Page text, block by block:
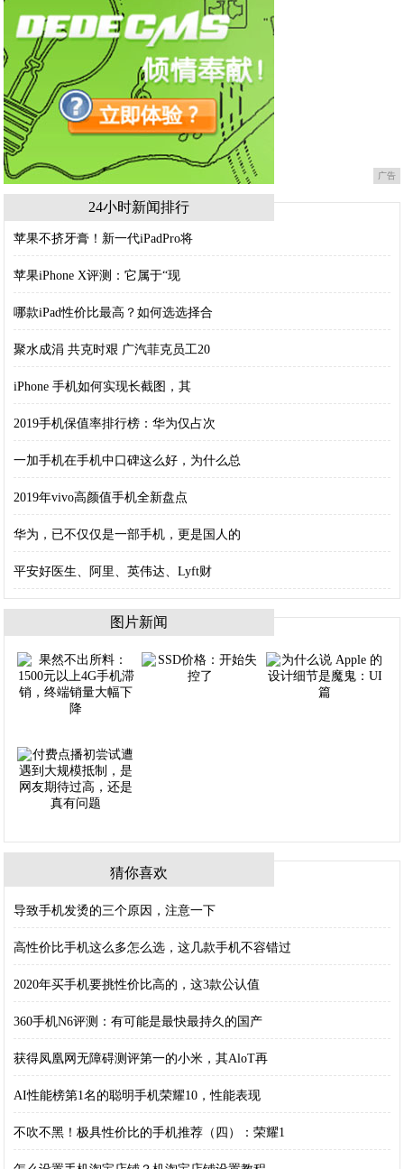
广告
24小时新闻排行
苹果不挤牙膏！新一代iPadPro将
苹果iPhone X评测：它属于“现
哪款iPad性价比最高？如何选选择合
聚水成涓 共克时艰 广汽菲克员工20
iPhone 手机如何实现长截图，其
2019手机保值率排行榜：华为仅占次
一加手机在手机中口碑这么好，为什么总
2019年vivo高颜值手机全新盘点
华为，已不仅仅是一部手机，更是国人的
平安好医生、阿里、英伟达、Lyft财
图片新闻
猜你喜欢
导致手机发烫的三个原因，注意一下
高性价比手机这么多怎么选，这几款手机不容错过
2020年买手机要挑性价比高的，这3款公认值
360手机N6评测：有可能是最快最持久的国产
获得凤凰网无障碍测评第一的小米，其AloT再
AI性能榜第1名的聪明手机荣耀10，性能表现
不吹不黑！极具性价比的手机推荐（四）：荣耀1